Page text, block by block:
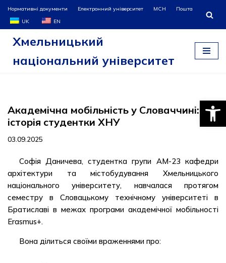
Перейти
до
Нормативні документи Електронний університет МСН
Пошта
UK
EN
Хмельницький
національний університет
Академічна мобільність у Словаччині:
історія студентки ХНУ
03.09.2025
Софія Даничева, студентка групи АМ-23 кафедри
архітектури та містобудування Хмельницького
національного університету, навчалася протягом
семестру в Словацькому технічному університеті в
Братиславі в межах програми академічної мобільності
Erasmus+.
Вона ділиться своїми враженнями про: